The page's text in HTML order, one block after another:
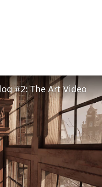
#2: The Art Video